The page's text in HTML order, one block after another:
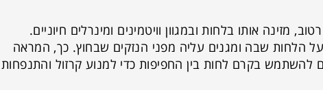
אותו בלחות ובמגוון וויטמינים ומינרלים חיוניים.
הלחות שבה ומגנים עליה מפני הנזקים שבחוץ. כך, המראה
להשתמש בקרם לחות בין החפיפות כדי למנוע קרזול והתנפחות